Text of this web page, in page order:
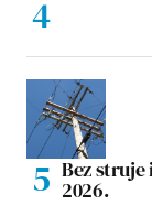
Bez struje
2026.